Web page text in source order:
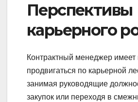
Перспективы
карьерного
Контрактный менеджер имеет
продвигаться по карьерной
занимая руководящие
закупок или переходя в